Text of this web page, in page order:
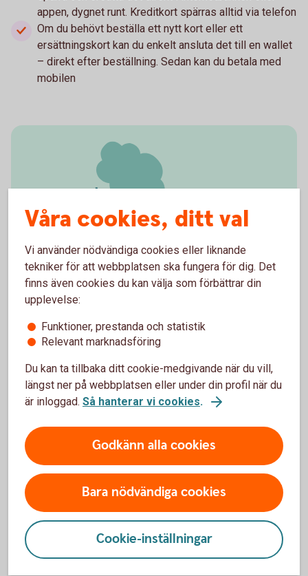
appen, dygnet runt. Kreditkort spärras alltid via telefon
Om du behövt beställa ett nytt kort eller ett
ersättningskort kan du enkelt ansluta det till en wallet
– direkt efter beställning. Sedan kan du betala med
mobilen
Rulla säkert på vägarna i
Vet du om att du som är Nyckelkund och har
hemförsäkringen hos oss har möjlighet att få upp till
20 procent rabatt på vår bilförsäkring? Din exakta
rabatt visas när du är inloggad i internetbanken eller
Se villkor och skaffa bilförsäkring
Ska du få elstöd?
Våra cookies, ditt val
Vi använder nödvändiga cookies eller liknande
tekniker för att webbplatsen ska fungera för dig. Det
finns även cookies du kan välja som förbättrar din
upplevelse:
Funktioner, prestanda och statistik
Relevant marknadsföring
Du kan ta tillbaka ditt cookie-medgivande när du vill,
längst ner på webbplatsen eller under din profil när du
är inloggad. Så hanterar vi cookies.
Godkänn alla cookies
Bara nödvändiga cookies
Cookie-inställningar